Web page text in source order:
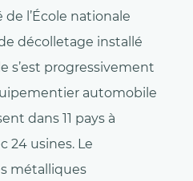
l’École nationale
décolletage installé
s’est progressivement
automobile
dans 11 pays à
24 usines. Le
métalliques